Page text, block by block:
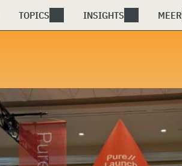
TOPICS INSIGHTS MEER